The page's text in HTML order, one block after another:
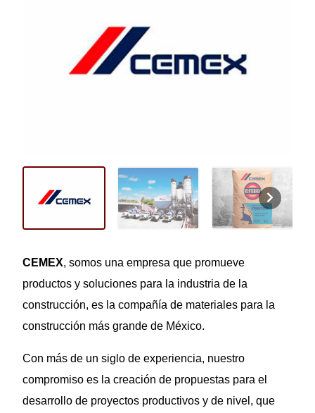
CEMEX, somos una empresa que promueve
productos y soluciones para la industria de la
construcción, es la compañía de materiales para la
construcción más grande de México.
Con más de un siglo de experiencia, nuestro
compromiso es la creación de propuestas para el
desarrollo de proyectos productivos y de nivel, que